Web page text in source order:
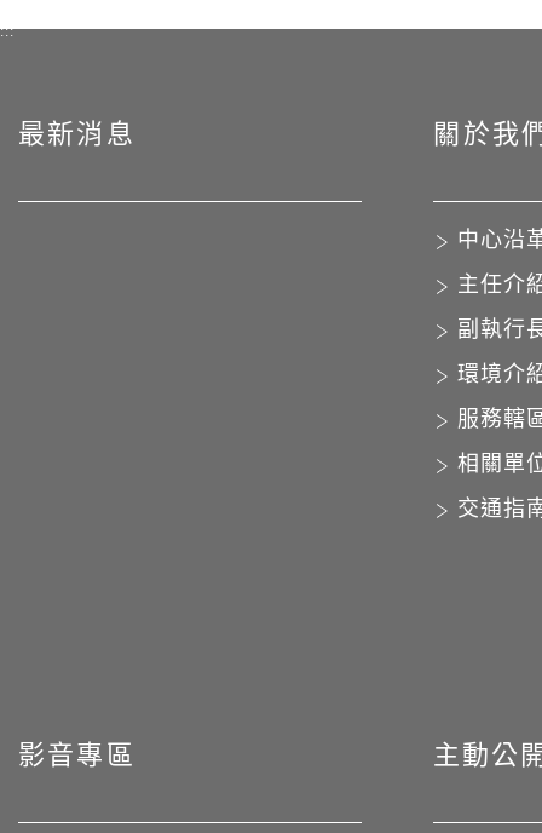
:::
最新消息 關於我
中心沿
主任介
副執行
環境介
服務轄
相關單
交通指
影音專區 主動公